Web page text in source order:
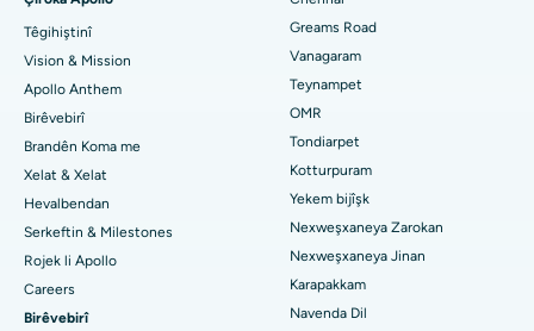
Diranpispor Bibîne
Pediatriyê Bibîne
Dermatolog bibîne
Urolog bibîne
Nexweşxaneya herî baş li PH Road, Chennai
Navenda Dil a Herî Baş li Thousand Lights, Chennai
Nexweşxaneya herî baş li Jubilee Hills, Hyderabad
Nexweşxaneya herî baş li Tondiarpet, Chennai
Nexweşxaneya herî baş li Kotturpuram, Chennai
Nexweşxaneya çêtirîn li Kovai Road, Karur
Nexweşxaneya herî baş li Karapakkam, Chennai
Gastrectomy
Neştergeriya Lasikê
Rhinoplasty
Liposuction
Angiogram Coronary
Veguheztina Valveya Aortê ya Transkateterê
Çakkirina Vana MitraClip
Têgihiştinî
Vision & Mission
Apollo Anthem
Birêvebirî
Brandên Koma me
Xelat & Xelat
Hevalbendan
Serkeftin & Milestones
Rojek li Apollo
Careers
Birêvebirî
Greams Road
Vanagaram
Teynampet
OMR
Tondiarpet
Kotturpuram
Yekem bijîşk
Nexweşxaneya Zarokan
Nexweşxaneya Jinan
Karapakkam
Navenda Dil